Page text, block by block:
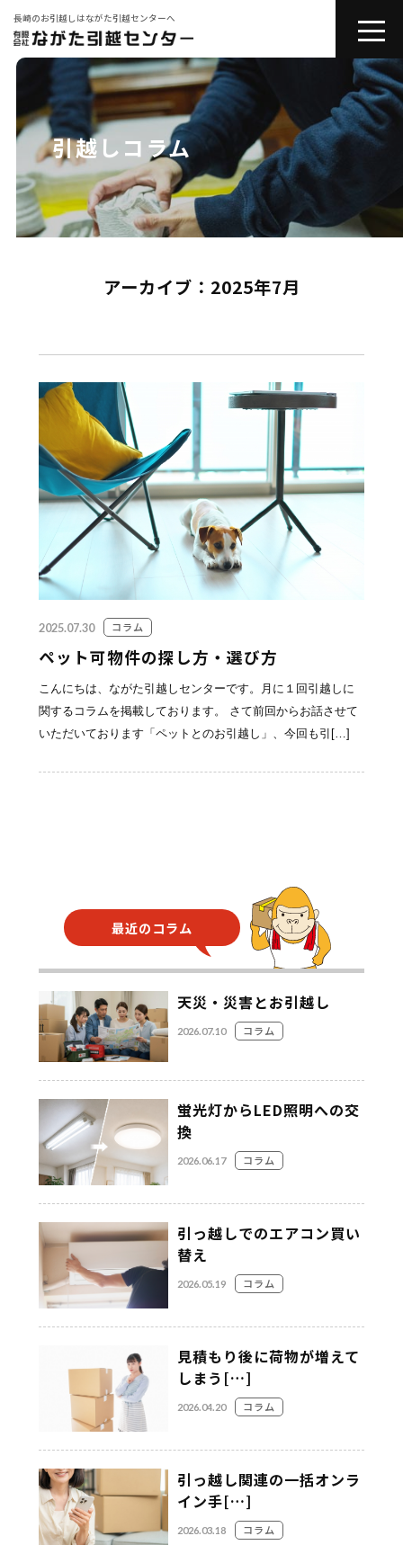
長崎のお引越しはながた引越センターへ
toggle
会社紹介
お引越しサービス
その他サービス
コラム
引越しの豆知識
お問い合わせ
お見積り無料！
お気軽にお問い合わせください。
095-839-1983
Webから簡単お見積り！
【無料】お見積り依頼フォーム
引越しコラム
アーカイブ：2025年7月
2025.07.30 コラム
ペット可物件の探し方・選び方
こんにちは、ながた引越しセンターです。月に１回引越しに
関するコラムを掲載しております。 さて前回からお話させて
いただいております「ペットとのお引越し」、今回も引[…]
最近のコラム
天災・災害とお引越し
2026.07.10 コラム
蛍光灯からLED照明への交
換
2026.06.17 コラム
引っ越しでのエアコン買い
替え
2026.05.19 コラム
見積もり後に荷物が増えて
しまう[…]
2026.04.20 コラム
引っ越し関連の一括オンラ
イン手[…]
2026.03.18 コラム